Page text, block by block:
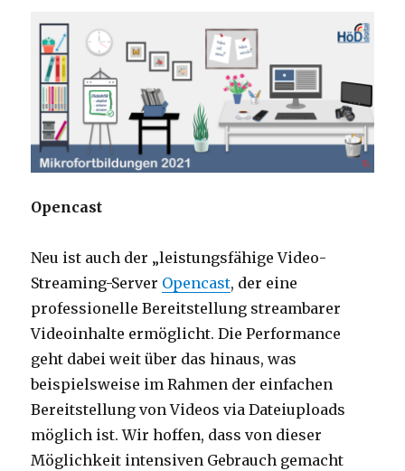
Opencast
Neu ist auch der „leistungsfähige Video-
Streaming-Server Opencast, der eine
professionelle Bereitstellung streambarer
Videoinhalte ermöglicht. Die Performance
geht dabei weit über das hinaus, was
beispielsweise im Rahmen der einfachen
Bereitstellung von Videos via Dateiuploads
möglich ist. Wir hoffen, dass von dieser
Möglichkeit intensiven Gebrauch gemacht